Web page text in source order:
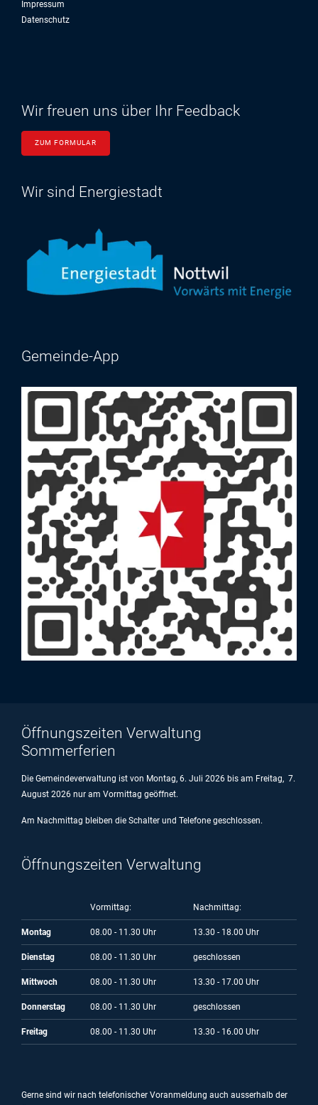
Impressum
Datenschutz
Wir freuen uns über Ihr Feedback
ZUM FORMULAR
Wir sind Energiestadt
Gemeinde-App
Öffnungszeiten Verwaltung
Sommerferien
Die Gemeindeverwaltung ist von Montag, 6. Juli 2026 bis am Freitag, 7.
August 2026 nur am Vormittag geöffnet.
Am Nachmittag bleiben die Schalter und Telefone geschlossen.
Öffnungszeiten Verwaltung
Vormittag: Nachmittag:
Montag 08.00 - 11.30 Uhr 13.30 - 18.00 Uhr
Dienstag 08.00 - 11.30 Uhr geschlossen
Mittwoch 08.00 - 11.30 Uhr 13.30 - 17.00 Uhr
Donnerstag 08.00 - 11.30 Uhr geschlossen
Freitag 08.00 - 11.30 Uhr 13.30 - 16.00 Uhr
Gerne sind wir nach telefonischer Voranmeldung auch ausserhalb der